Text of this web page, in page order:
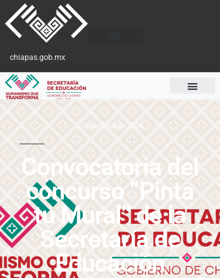
chiapas.gob.mx
Convocatorias 2026
Convocatoria del
concurso “Pinta
tu Mural” de la
Secretaría de
Educación